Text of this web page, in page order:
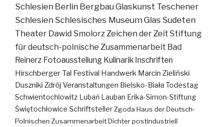
Schlesien Berlin BergbauGlaskunst Teschener
Schlesien Schlesisches MuseumGlas Sudeten
Theater Dawid SmolorzZeichen der Zeit Stiftung
für deutsch-polnische Zusammenarbeit Bad
Reinerz Fotoausstellung Kulinarik Inschriften
Hirschberger Tal Festival Handwerk Marcin Zieliński
Duszniki Zdrój Veranstaltungen Bielsko-Biała Todestag
Schwientochlowitz Lubań Lauban Erika-Simon-Stiftung
Świętochłowice SchriftstellerZgoda Haus der Deutsch-
Polnischen ZusammenarbeitDichterpostindustriell